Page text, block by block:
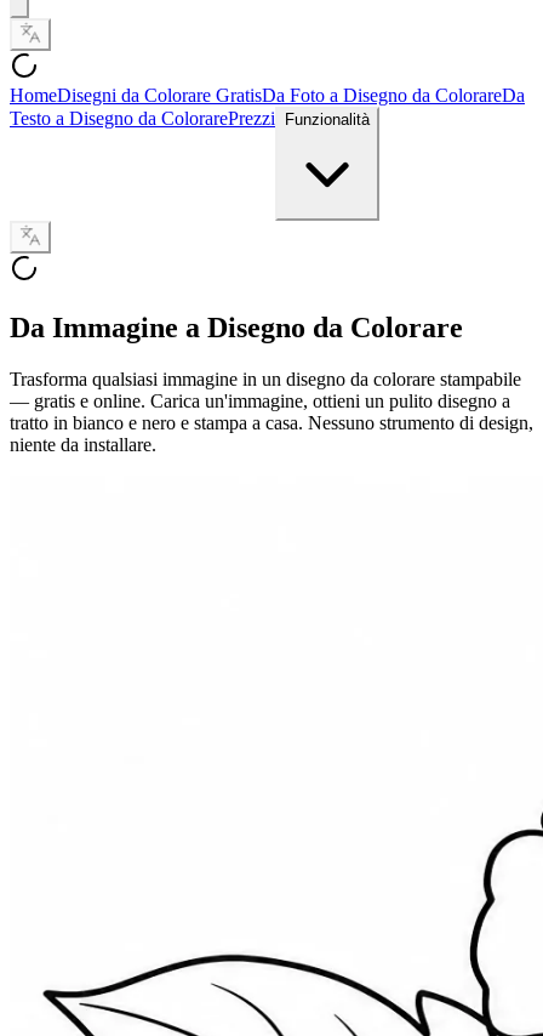
HomeDisegni da Colorare GratisDa Foto a Disegno da ColorareDa
Testo a Disegno da ColorarePrezzi Funzionalità
Da Immagine a Disegno da Colorare
Trasforma qualsiasi immagine in un disegno da colorare stampabile
— gratis e online. Carica un'immagine, ottieni un pulito disegno a
tratto in bianco e nero e stampa a casa. Nessuno strumento di design,
niente da installare.